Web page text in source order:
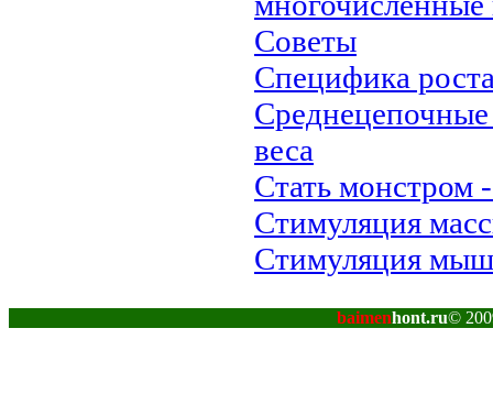
Советы
Специфика
веса
Стать монстром
Стимуляция
Стимуляция
baimenhont.ru©